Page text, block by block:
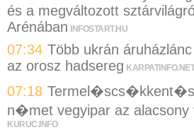
és a megváltozott
Arénában INFOSTART.HU
07:34 Több ukrán
az orosz hadsereg KARPATINFO.NET
07:18
n�met vegyipar az
KURUC.INFO